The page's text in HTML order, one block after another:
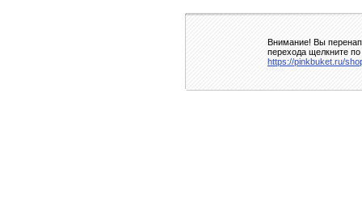
Внимание! Вы
перехода щелкните
https://pinkbuket.ru/